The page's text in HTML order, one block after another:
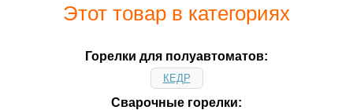
Этот товар в категориях
Горелки для полуавтоматов:
КЕДР
Сварочные горелки: